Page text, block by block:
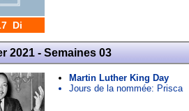
Di
2021 - Semaines 03
Martin Luther King Day
Jours de la nommée: Prisca